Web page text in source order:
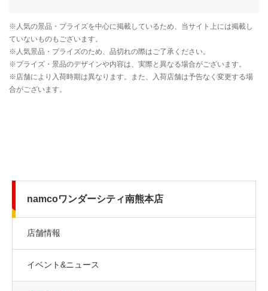
namcoワンダーシティ南熊本店
店舗情報
イベント&ニュース